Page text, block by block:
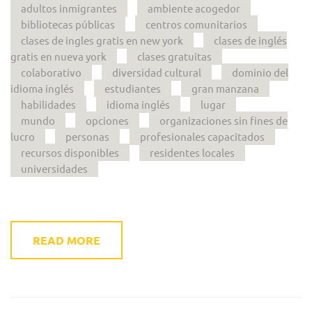
adultos inmigrantes
ambiente acogedor
bibliotecas públicas
centros comunitarios
clases de ingles gratis en new york
clases de inglés
gratis en nueva york
clases gratuitas
colaborativo
diversidad cultural
dominio del
idioma inglés
estudiantes
gran manzana
habilidades
idioma inglés
lugar
mundo
opciones
organizaciones sin fines de
lucro
personas
profesionales capacitados
recursos disponibles
residentes locales
universidades
READ MORE